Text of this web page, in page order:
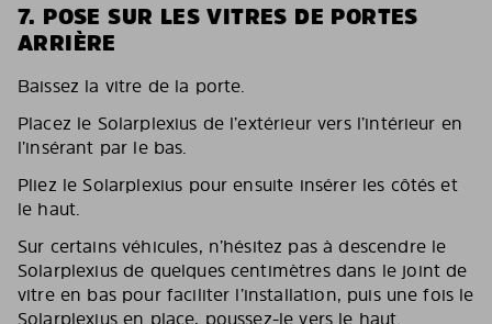
7. POSE SUR LES VITRES DE PORTES
ARRIÈRE
Baissez la vitre de la porte.
Placez le Solarplexius de l’extérieur vers l’intérieur en
l’insérant par le bas.
Pliez le Solarplexius pour ensuite insérer les côtés et
le haut.
Sur certains véhicules, n’hésitez pas à descendre le
Solarplexius de quelques centimètres dans le joint de
vitre en bas pour faciliter l’installation, puis une fois le
Solarplexius en place, poussez-le vers le haut.